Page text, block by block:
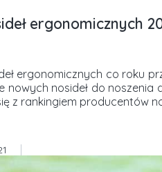
ergonomicznych
ergonomicznych co roku
nowych nosideł do
z rankingiem producentów